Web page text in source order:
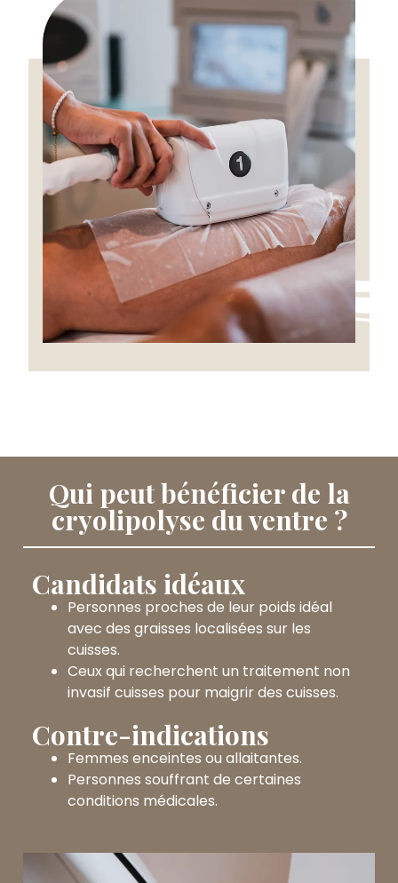
Qui peut bénéficier de la
cryolipolyse du ventre ?
Candidats idéaux
Personnes proches de leur poids idéal
avec des graisses localisées sur les
cuisses.
Ceux qui recherchent un traitement non
invasif cuisses pour maigrir des cuisses.
Contre-indications
Femmes enceintes ou allaitantes.
Personnes souffrant de certaines
conditions médicales.